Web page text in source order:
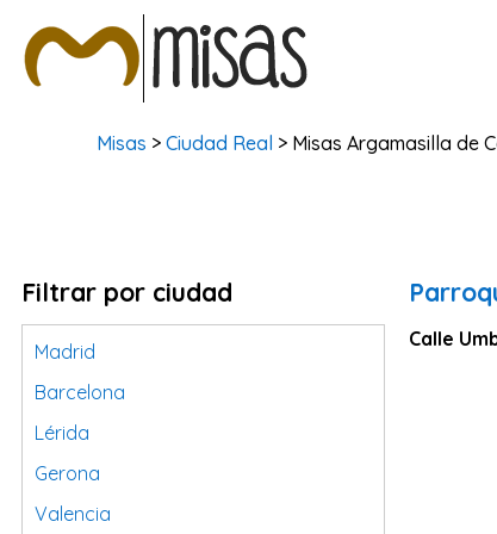
Misas >Ciudad Real > Misas Argamasilla de
Filtrar por ciudad
Madrid
Barcelona
Lérida
Gerona
Valencia
Calle